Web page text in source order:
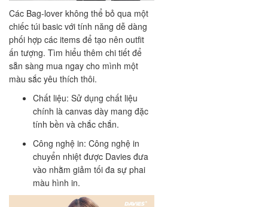
Các Bag-lover không thể bỏ qua một
chiếc túi basic với tính năng dễ dàng
phối hợp các items để tạo nên outfit
ấn tượng. Tìm hiểu thêm chi tiết để
sẵn sàng mua ngay cho mình một
màu sắc yêu thích thôi.
Chất liệu: Sử dụng chất liệu
chính là canvas dày mang đặc
tính bền và chắc chắn.
Công nghệ in: Công nghệ in
chuyển nhiệt được Davies đưa
vào nhằm giảm tối đa sự phai
màu hình in.